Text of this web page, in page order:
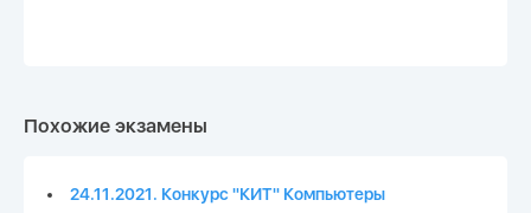
Похожие экзамены
24.11.2021. Конкурс "КИТ" Компьютеры